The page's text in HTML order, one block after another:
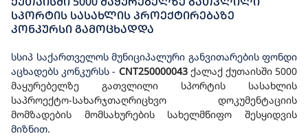
ᲡᲞᲝᲠᲢᲘᲡ ᲡᲐᲡᲐᲮᲚᲘᲡ ᲞᲠᲝᲔᲥᲢᲘᲠᲔᲑᲐᲖᲔ
ᲙᲝᲜᲙᲣᲠᲡᲘ ᲒᲐᲛᲝᲪᲮᲐᲓᲓᲐ
სსიპ საქართველოს მუნიციპალური განვითარების ფონდი
აცხადებს კონკურსს- CNT250000043 ქალაქ ქუთაისში 5000
მაყურებელზე გათვლილი სპორტის სასახლის
საპროექტო-სახარჯთაღრიცხვო დოკუმენტაციის
მომზადების მომსახურების სახელმწიფო შესყიდვის
მიზნით.